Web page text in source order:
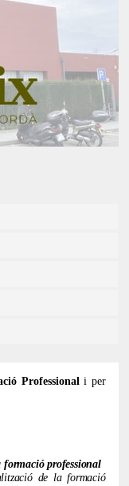
Professional i per
professional
de la formació